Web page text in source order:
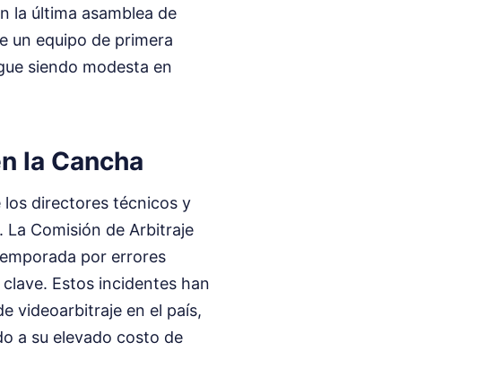
la última asamblea de
un equipo de primera
siendo modesta en
la Cancha
directores técnicos y
Comisión de Arbitraje
por errores
Estos incidentes han
videoarbitraje en el país,
a su elevado costo de